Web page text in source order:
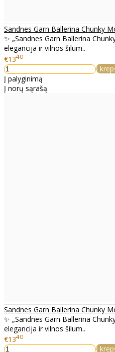
Sandnes Garn Ballerina Chunky
✨ „Sandnes Garn Ballerina
elegancija ir vilnos šilum..
€1340
Į
Į palyginimą
Į norų sąrašą
Sandnes Garn Ballerina Chunky
✨ „Sandnes Garn Ballerina
elegancija ir vilnos šilum..
€1340
Į